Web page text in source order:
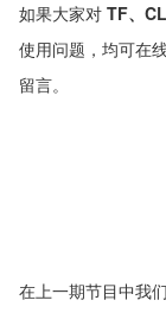
如果大家对 TF、
使用问题，均可在
留言。
在上一期节目中我